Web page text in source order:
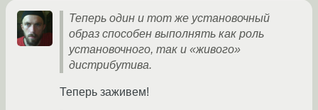
Теперь один и тот же установочный
образ способен выполнять как роль
установочного, так и «живого»
дистрибутива.
Теперь заживем!